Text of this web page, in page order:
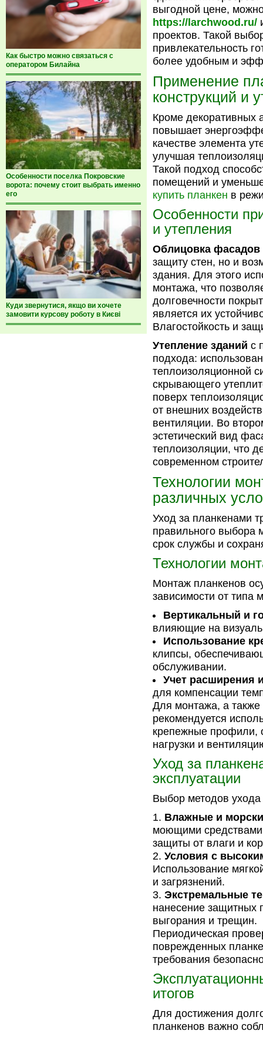
Как быстро можно связаться с
оператором Билайна
Особенности поселка Покровские
ворота: почему стоит выбрать именно
его
Куди звернутися, якщо ви хочете
замовити курсову роботу в Києві
выгодной цене,
https://larchwood.ru/
проектов. Такой
привлекательность
более удобным и
Применение
конструкций и
Кроме декоративных
повышает
качестве элемента
улучшая
Такой подход
помещений и
купить планкен в
Особенности
и утепления
Облицовка фасадов
защиту стен, но и
здания. Для этого
монтажа, что
долговечности
является их
Влагостойкость и
Утепление зданий с
подхода:
теплоизоляционной
скрывающего
поверх
от внешних
вентиляции. Во
эстетический вид
теплоизоляции, что
современном
Технологии
различных
Уход за планкенами
правильного выбора
срок службы и
Технологии
Монтаж планкенов
зависимости от типа
Вертикальный и
влияющие на
Использование
клипсы,
обслуживании.
Учет расширения
для компенсации
Для монтажа, а также
рекомендуется
крепежные профили,
нагрузки и
Уход за
эксплуатации
Выбор методов
Влажные и
моющими
защиты от влаги и
Условия с
Использование
и загрязнений.
Экстремальные
нанесение защитных
выгорания и трещин.
Периодическая
поврежденных
требования
итогов
Для достижения
планкенов важно